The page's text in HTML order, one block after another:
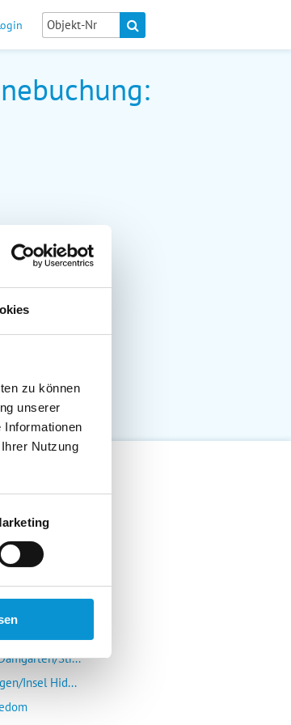
zu können
unserer
Informationen
Nutzung
Wismar
Rerik/Ne...
Str...
Insel Hid...